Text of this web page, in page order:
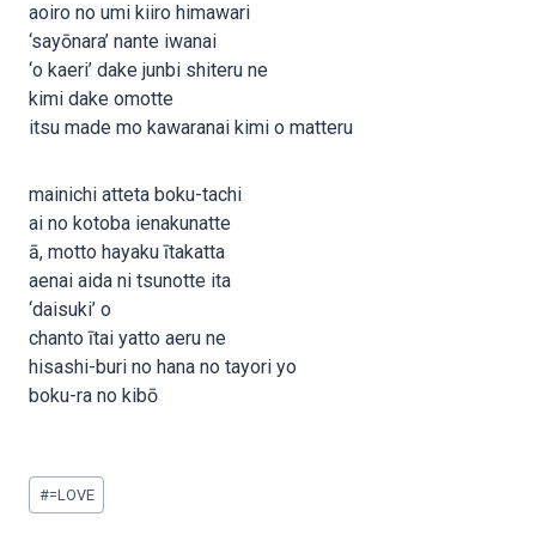
aoiro no umi kiiro himawari
‘sayōnara’ nante iwanai
‘o kaeri’ dake junbi shiteru ne
kimi dake omotte
itsu made mo kawaranai kimi o matteru
mainichi atteta boku-tachi
ai no kotoba ienakunatte
ā, motto hayaku ītakatta
aenai aida ni tsunotte ita
‘daisuki’ o
chanto ītai yatto aeru ne
hisashi-buri no hana no tayori yo
boku-ra no kibō
Post
Tags:
#=LOVE